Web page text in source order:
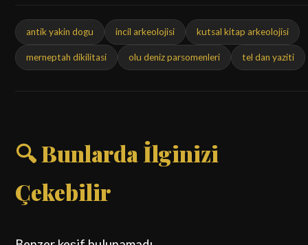
antik yakin dogu incil arkeolojisi kutsal kitap arkeolojisi
merneptah dikilitasi olu deniz parsomenleri tel dan yaziti
🔍 Bunlarda İlginizi
Çekebilir